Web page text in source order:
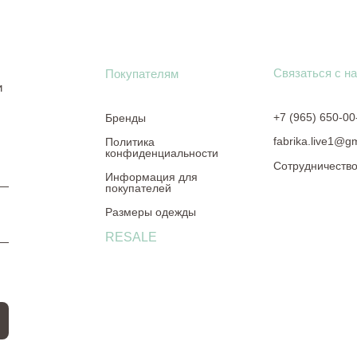
Связаться с
Сотрудничество
+7 (965) 650-
Покупателям
RESALE
Размеры одежды
Информация для
покупателей
Политика
конфиденциальности
Бренды